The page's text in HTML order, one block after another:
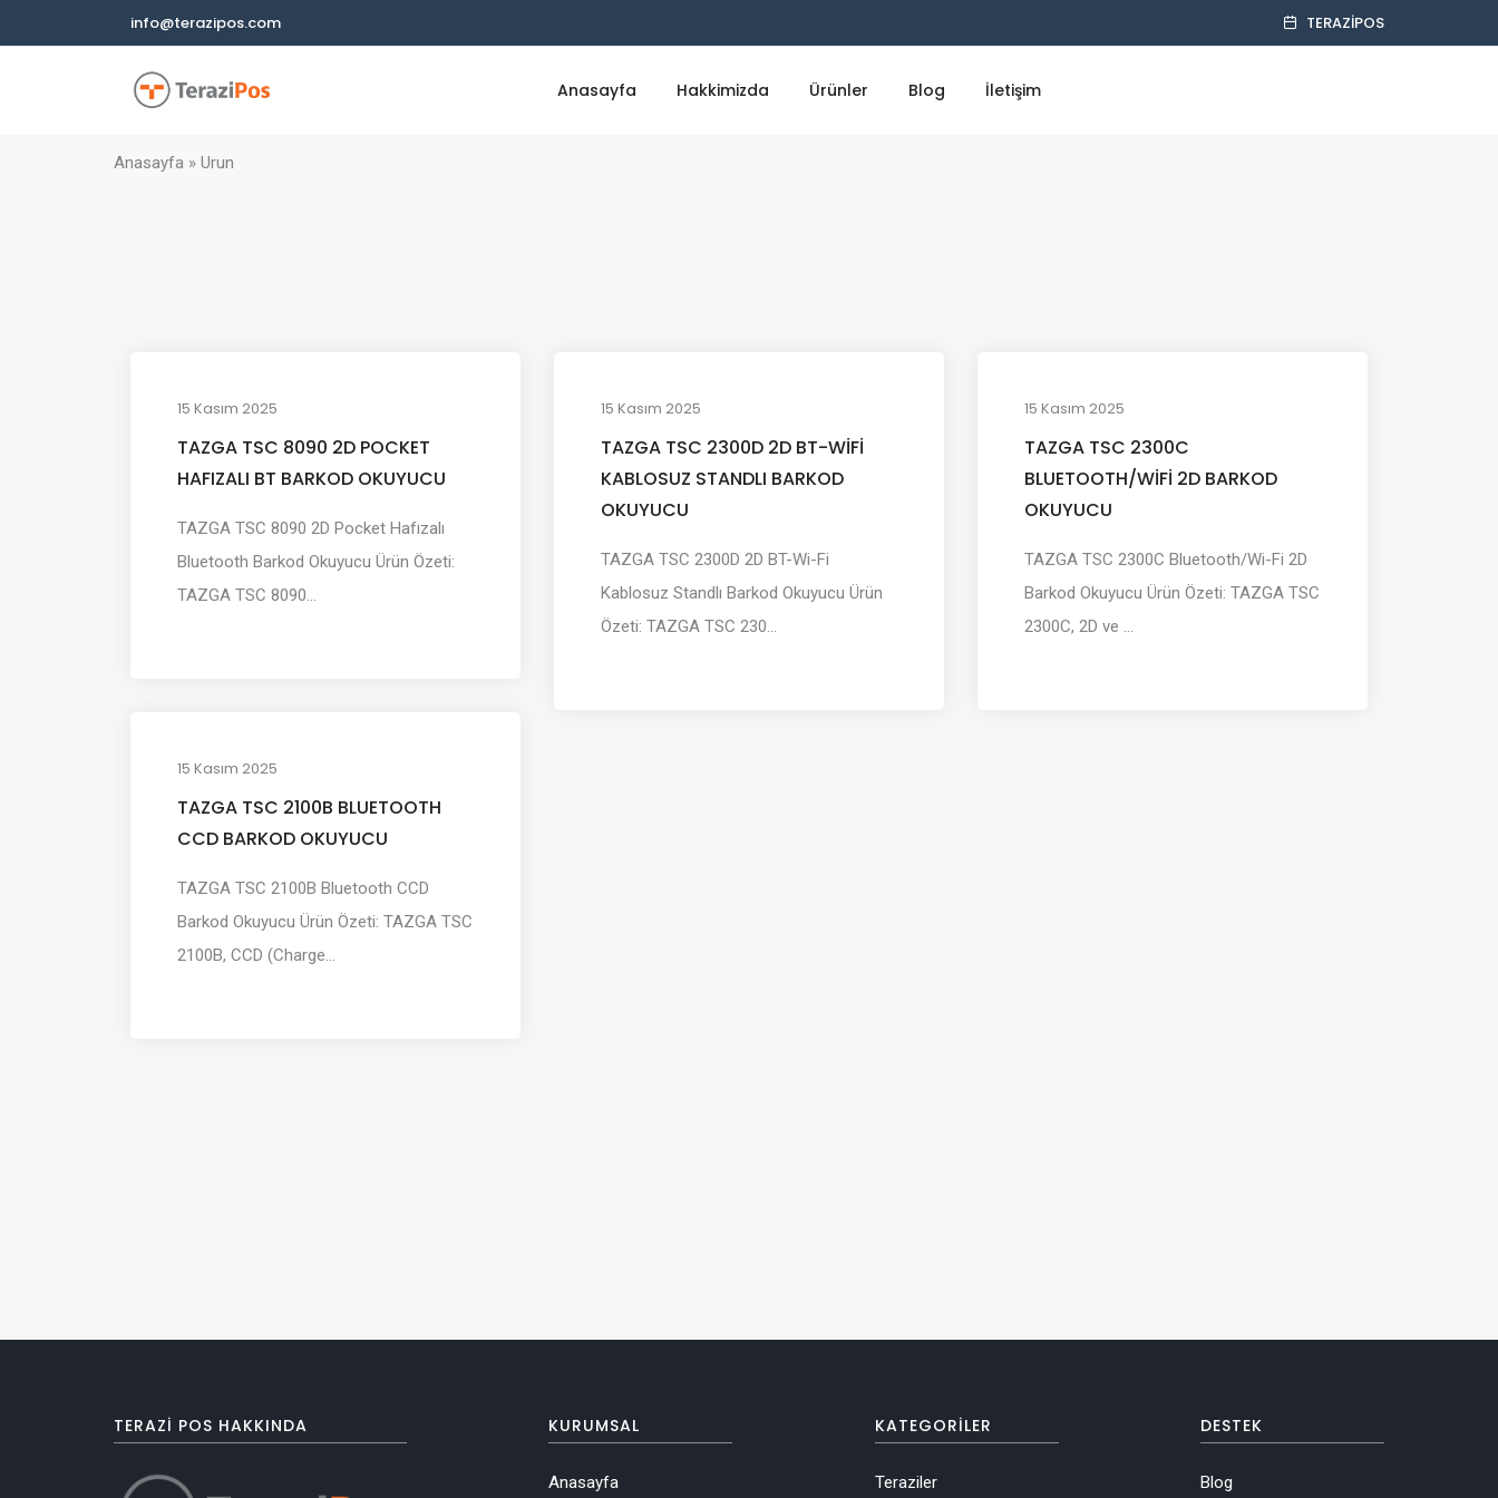
info@terazipos.com TERAZIPOS
Anasayfa Hakkimizda Ürünler Blog İletişim
Anasayfa » Urun
15 Kasım 2025
TAZGA TSC 8090 2D POCKET
HAFIZALI BT BARKOD OKUYUCU
TAZGA TSC 8090 2D Pocket Hafızalı
Bluetooth Barkod Okuyucu Ürün Özeti:
TAZGA TSC 8090...
15 Kasım 2025
TAZGA TSC 2300D 2D BT-WİFİ
KABLOSUZ STANDLI BARKOD
OKUYUCU
TAZGA TSC 2300D 2D BT-Wi-Fi
Kablosuz Standlı Barkod Okuyucu Ürün
Özeti: TAZGA TSC 230...
15 Kasım 2025
TAZGA TSC 2300C
BLUETOOTH/WİFİ 2D BARKOD
OKUYUCU
TAZGA TSC 2300C Bluetooth/Wi-Fi 2D
Barkod Okuyucu Ürün Özeti: TAZGA TSC
2300C, 2D ve ...
15 Kasım 2025
TAZGA TSC 2100B BLUETOOTH
CCD BARKOD OKUYUCU
TAZGA TSC 2100B Bluetooth CCD
Barkod Okuyucu Ürün Özeti: TAZGA TSC
2100B, CCD (Charge...
TERAZI POS HAKKINDA KURUMSAL
Anasayfa
KATEGORILER
Teraziler
DESTEK
Blog